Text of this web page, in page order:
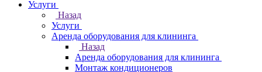
Услуги
Назад
Услуги
Аренда оборудования для клининга
Назад
Аренда оборудования для клининга
Монтаж кондиционеров